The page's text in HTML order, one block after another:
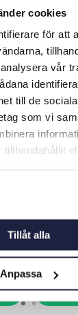
cookies
för att
vår
till de
som vi
Tillåt alla
Anpassa
149 kr